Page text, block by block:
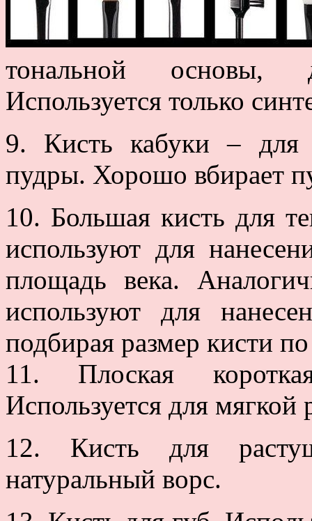
тональной основы,
Используется только
9. Кисть кабуки – для
пудры. Хорошо вбирает
10. Большая кисть для
используют для
площадь века.
используют для
подбирая размер кисти
11. Плоская
Используется для мягкой
12. Кисть для
натуральный ворс.